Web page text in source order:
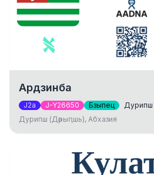
Ардзинба
J2a J-Y26650 Бзыпец Дурипш
Дурипш (Дәрыԥшь), Абхазия